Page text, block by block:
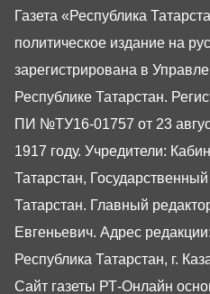
Газета «Республика
политическое издание на
зарегистрирована в
Республике Татарстан.
ПИ №ТУ16-01757 от 23
1917 году. Учредители:
Татарстан,
Татарстан. Главный
Евгеньевич. Адрес
Республика Татарстан, г.
Сайт газеты РТ-Онлайн